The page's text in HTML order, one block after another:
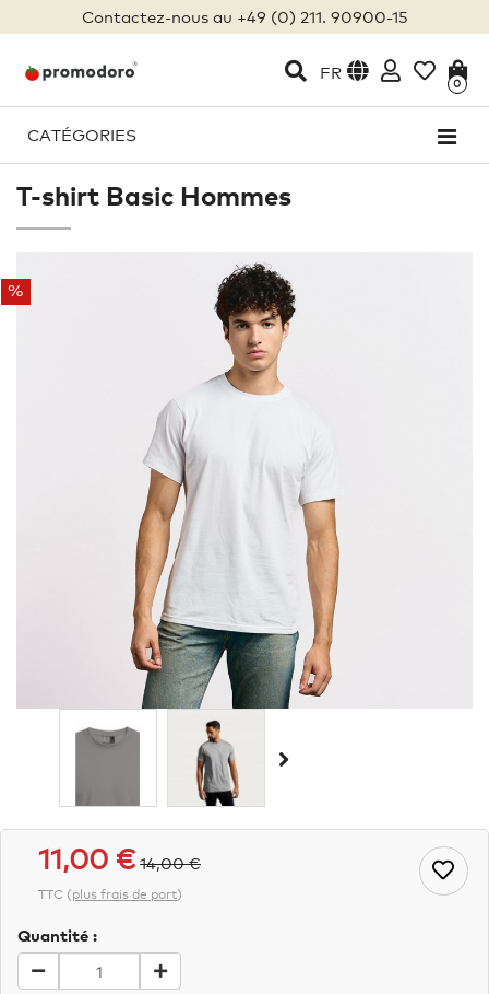
Contactez-nous au +49 (0) 211. 90900-15
FR
0
CATÉGORIES
T-shirt Basic Hommes
%
11,00 € 14,00 €
TTC (plus frais de port)
Quantité :